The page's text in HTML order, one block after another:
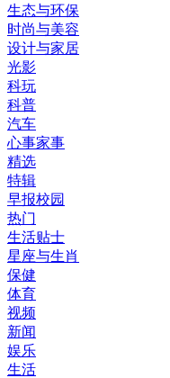
生态与环保
时尚与美容
设计与家居
光影
科玩
科普
汽车
心事家事
精选
特辑
早报校园
热门
生活贴士
星座与生肖
保健
体育
视频
新闻
娱乐
生活